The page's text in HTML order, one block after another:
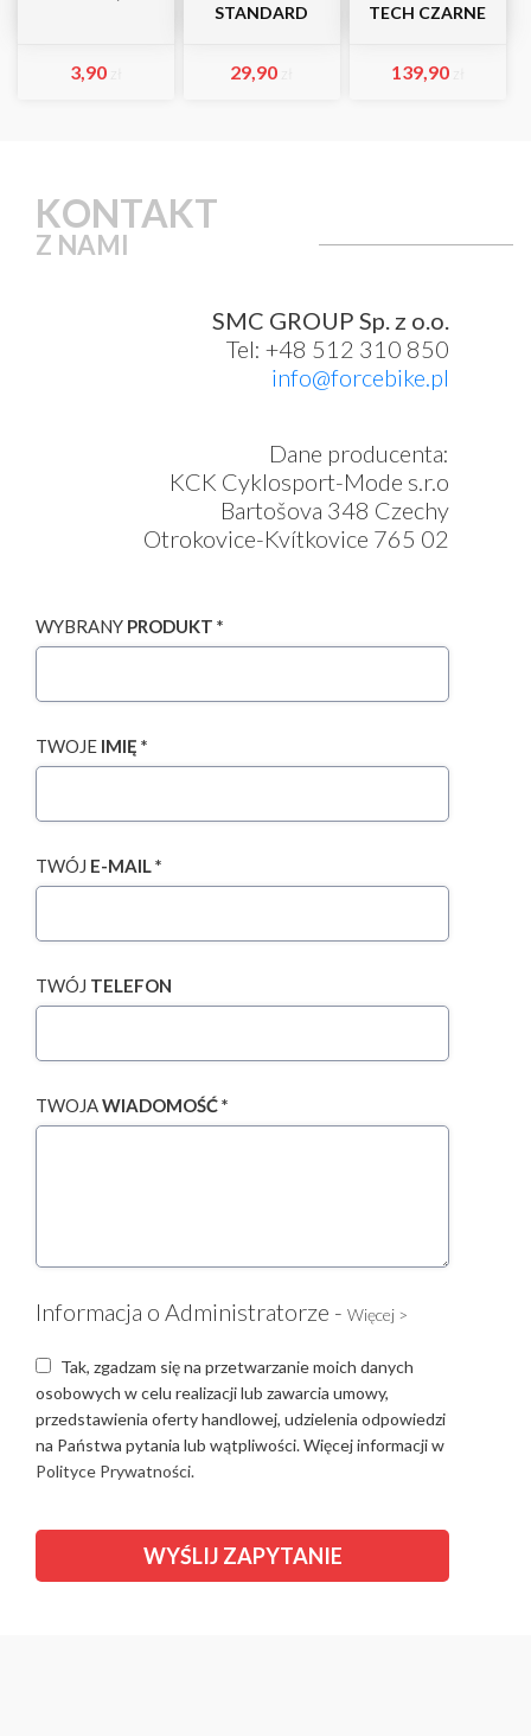
3,90
STANDARD
29,90
TECH CZARNE
139,90
KONTAKT
Z NAMI
SMC GROUP Sp. z o.o.
Tel: +48 512 310 850
info@forcebike.pl
Dane producenta:
KCK Cyklosport-Mode s.r.o
Bartošova 348 Czechy
Otrokovice-Kvítkovice 765 02
WYBRANY PRODUKT *
TWOJE IMIĘ *
TWÓJ E-MAIL *
TWÓJ TELEFON
TWOJAWIADOMOŚĆ *
Informacja o Administratorze - Więcej >
Tak, zgadzam się na przetwarzanie moich danych
osobowych w celu realizacji lub zawarcia umowy,
przedstawienia oferty handlowej, udzielenia odpowiedzi
na Państwa pytania lub wątpliwości. Więcej informacji w
Polityce Prywatności.